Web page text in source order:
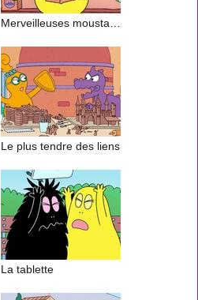
Le plus tendre des liens
La tablette